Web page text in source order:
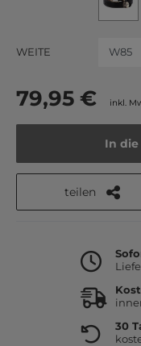
WEITE
79,95 € inkl.
In die
teilen
30